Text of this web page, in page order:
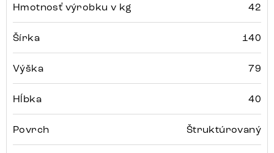
Hmotnosť výrobku v kg 42
Šírka 140
Výška 79
Hĺbka 40
Povrch Štruktúrovaný